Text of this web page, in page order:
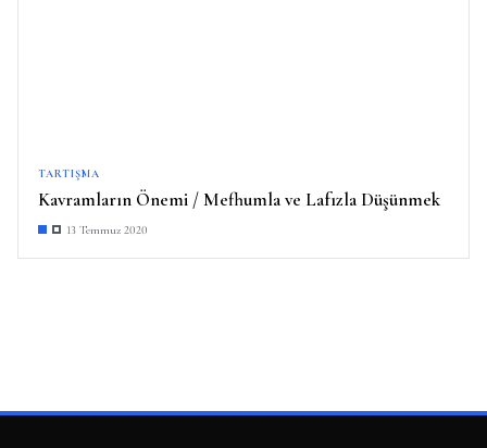
TARTIŞMA
Kavramların Önemi / Mefhumla ve Lafızla Düşünmek
13 Temmuz 2020